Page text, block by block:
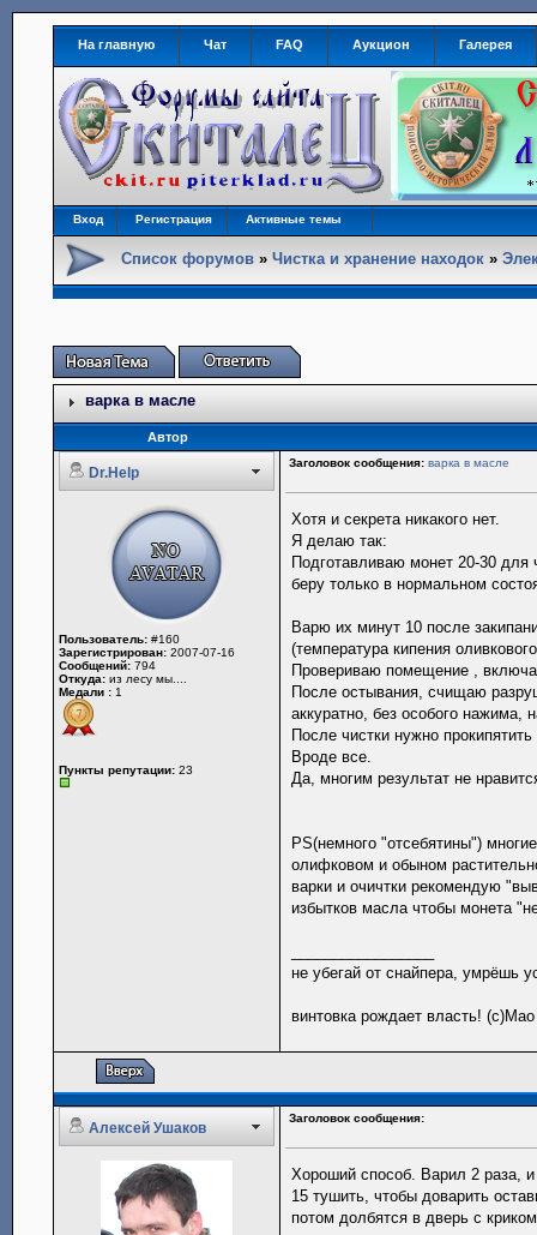
На главную Чат FAQ Аукцион Галерея
Вход Регистрация Активные темы
Список форумов »Чистка и хранение находок »
варка в масле
Автор
Dr.Help
Заголовок сообщения: варка в масле
Пользователь: #160
Зарегистрирован: 2007-07-16
Сообщений: 794
Откуда: из лесу мы....
Медали : 1
Пункты репутации: 23
Хотя и секрета никакого нет.
Я делаю так:
Подготавливаю монет 20-30 для
беру только в нормальном
Варю их минут 10 после
(температура кипения
Провериваю помещение ,
После остывания, счищаю
аккуратно, без особого нажима,
После чистки нужно
Вроде все.
Да, многим результат не
PS(немного "отсебятины")
олифковом и обыном
варки и очичтки рекомендую
избытков масла чтобы монета
не убегай от снайпера, умрёшь
винтовка рождает власть! (с)Мао
Алексей Ушаков
Заголовок сообщения:
Хороший способ. Варил 2 раза,
15 тушить, чтобы доварить
потом долбятся в дверь с